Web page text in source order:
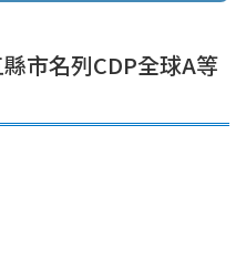
市名列CDP全球A等